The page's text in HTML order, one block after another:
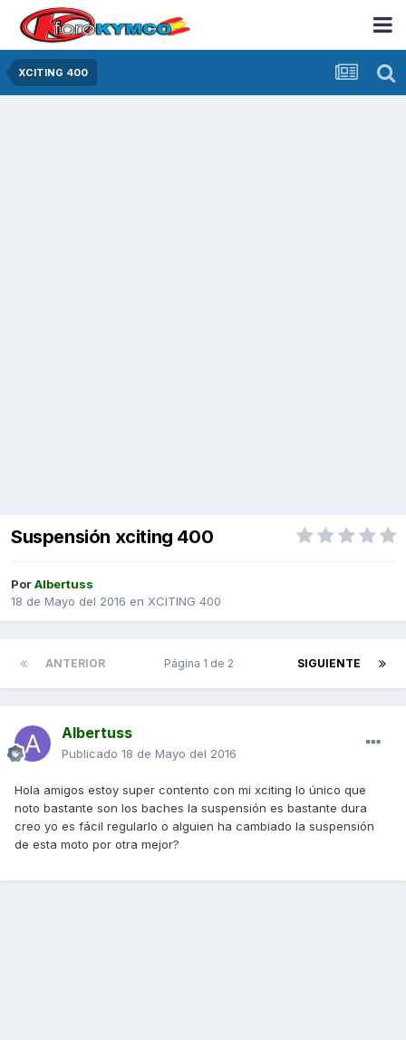
XCITING 400
Suspensión xciting 400
PorAlbertuss
18 de Mayo del 2016 en XCITING 400
ANTERIOR SIGUIENTE
Página 1 de 2
Albertuss
Publicado 18 de Mayo del 2016
Hola amigos estoy super contento con mi xciting lo único que
noto bastante son los baches la suspensión es bastante dura
creo yo es fácil regularlo o alguien ha cambiado la suspensión
de esta moto por otra mejor?